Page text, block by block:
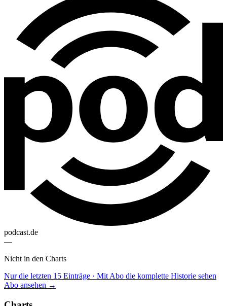
podcast.de
—
Nicht in den Charts
Nur die letzten 15 Einträge · Mit Abo die komplette Historie sehen
Abo ansehen →